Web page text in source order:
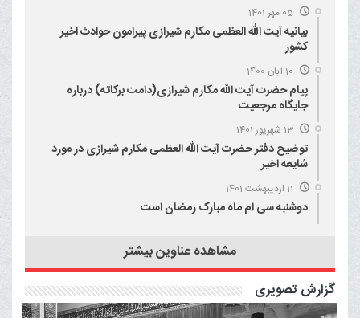
05 مهر 1401
بیانیه آیت الله العظمی مکارم شیرازی پیرامون حوادث اخیر
کشور
10 آبان 1400
پیام حضرت آیت الله مکارم شیرازی(دامت برکاته) درباره
جایگاه مرجعیت
13 شهریور 1401
توضیح دفتر حضرت آیت الله العظمی مکارم شیرازی در مورد
شایعه اخیر
11 اردیبهشت 1401
دوشنبه سی ام ماه مبارک رمضان است
مشاهده عناوین بیشتر
گزارش تصویری